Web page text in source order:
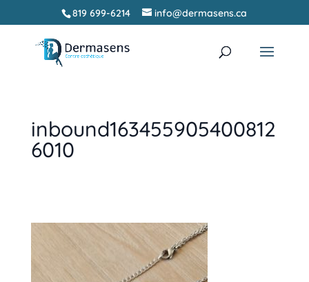
819 699-6214 info@dermasens.ca
inbound163455905400812
6010